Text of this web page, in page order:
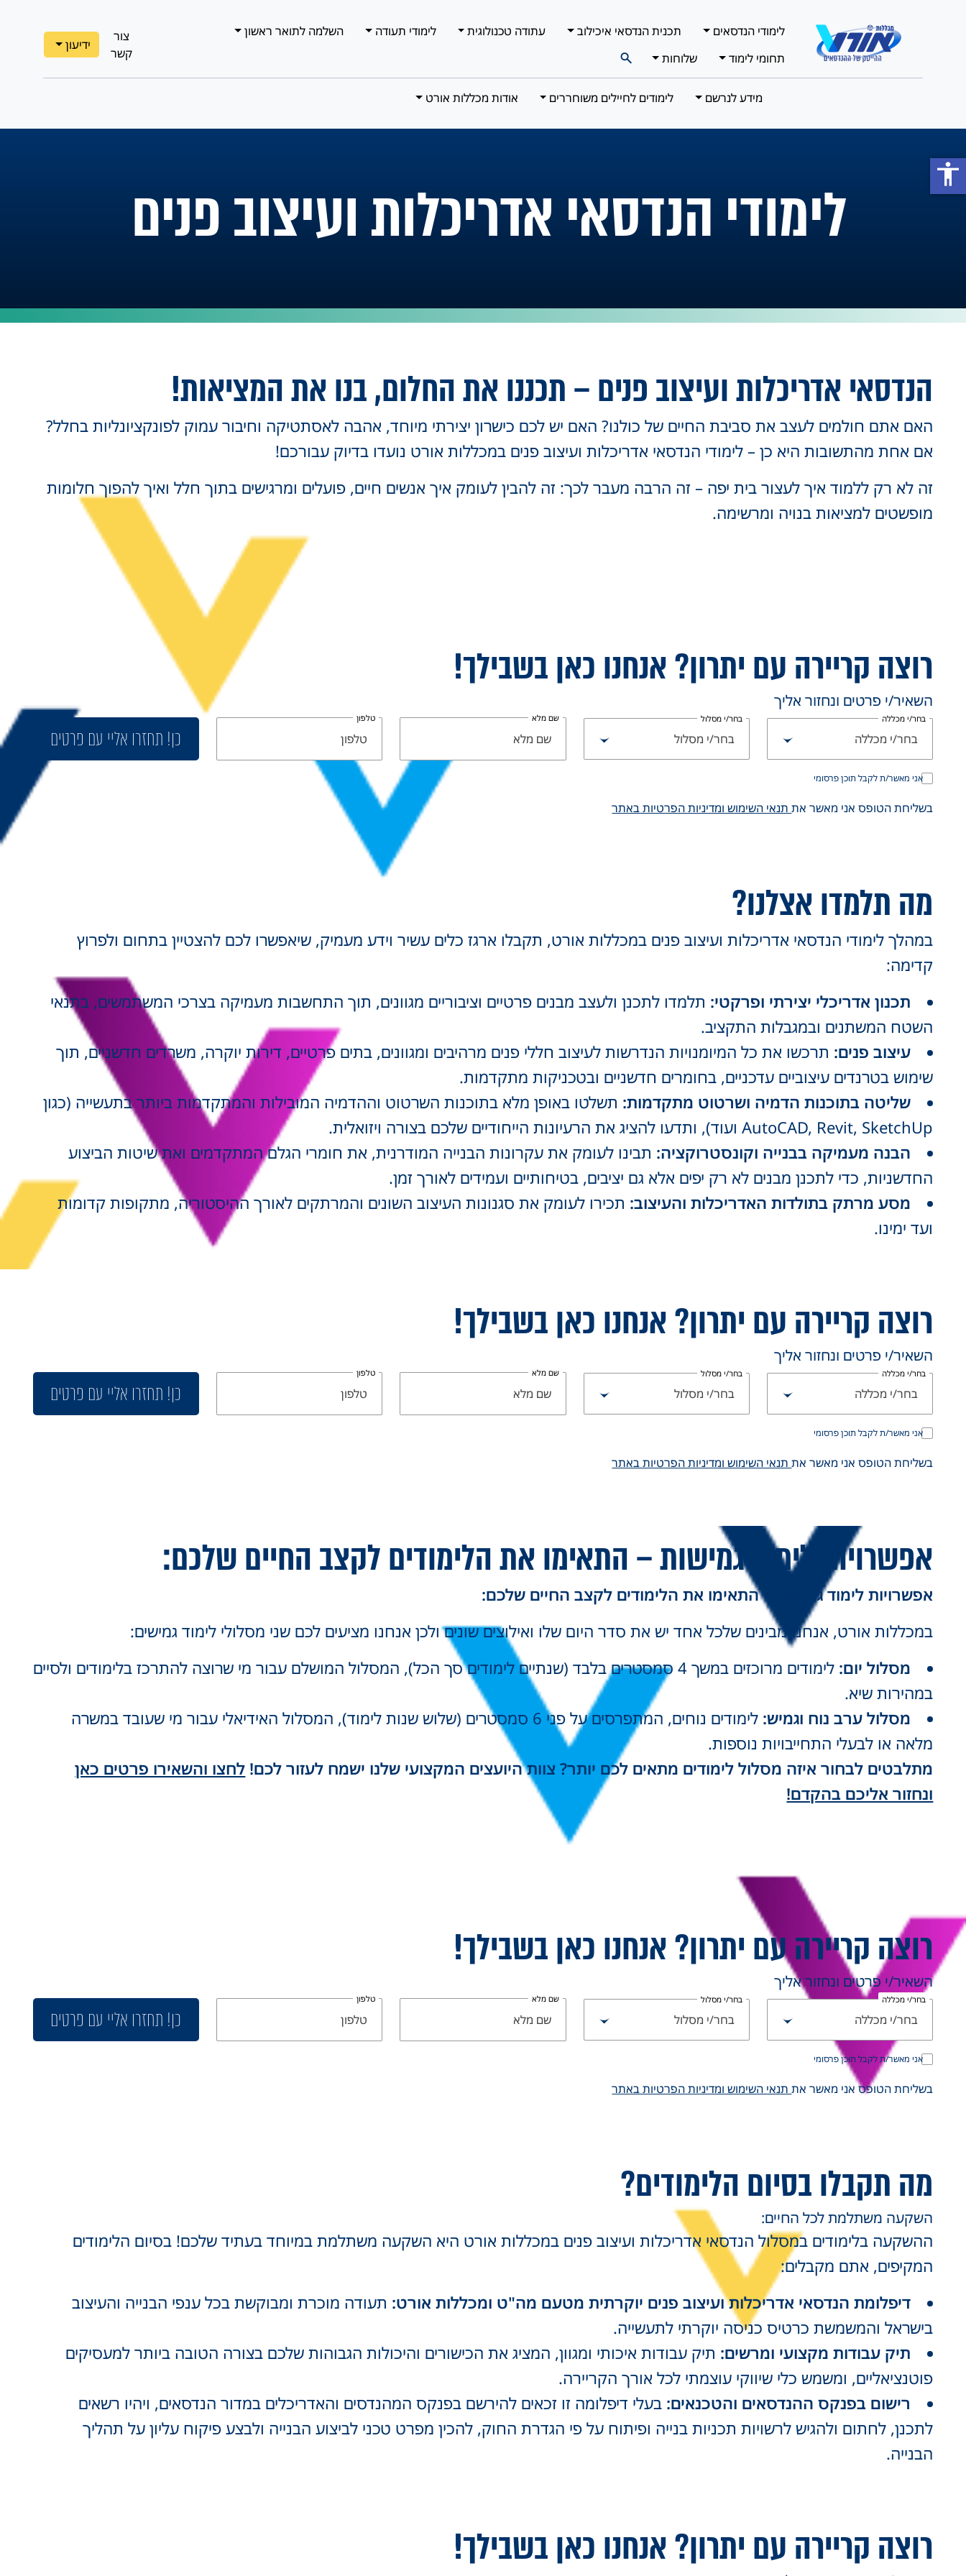
לימודי הנדסאים תכנית הנדסאי איכילוב עתודה טכנולוגית לימודי תעודה
השלמה לתואר ראשון
תחומי לימוד
שלוחות
צור
קשר
ידיעון
מידע לנרשם לימודים לחיילים משוחררים אודות מכללות אורט
לימודי הנדסאי אדריכלות ועיצוב פנים
הנדסאי אדריכלות ועיצוב פנים – תכננו את החלום, בנו את המציאות!
האם אתם חולמים לעצב את סביבת החיים של כולנו? האם יש לכם כישרון יצירתי מיוחד, אהבה לאסתטיקה וחיבור עמוק לפונקציונליות בחלל?
אם אחת מהתשובות היא כן – לימודי הנדסאי אדריכלות ועיצוב פנים במכללות אורט נועדו בדיוק עבורכם!
זה לא רק ללמוד איך לעצור בית יפה – זה הרבה מעבר לכך: זה להבין לעומק איך אנשים חיים, פועלים ומרגישים בתוך חלל ואיך להפוך חלומות
מופשטים למציאות בנויה ומרשימה.
רוצה קריירה עם יתרון? אנחנו כאן בשבילך!
השאיר/י פרטים ונחזור אליך
בחר/י מכללה
בחר/י מכללה
בחר/י מסלול
בחר/י מסלול
שם מלא טלפון
כן! תחזרו אליי עם פרטים
אני מאשר/ת לקבל תוכן פרסומי
בשליחת הטופס אני מאשר אתתנאי השימוש ומדיניות הפרטיות באתר
מה תלמדו אצלנו?
במהלך לימודי הנדסאי אדריכלות ועיצוב פנים במכללות אורט, תקבלו ארגז כלים עשיר וידע מעמיק, שיאפשרו לכם להצטיין בתחום ולפרוץ
קדימה:
תכנון אדריכלי יצירתי ופרקטי: תלמדו לתכנן ולעצב מבנים פרטיים וציבוריים מגוונים, תוך התחשבות מעמיקה בצרכי המשתמשים, בתנאי
השטח המשתנים ובמגבלות התקציב.
עיצוב פנים: תרכשו את כל המיומנויות הנדרשות לעיצוב חללי פנים מרהיבים ומגוונים, בתים פרטיים, דירות יוקרה, משרדים חדשניים, תוך
שימוש בטרנדים עיצוביים עדכניים, בחומרים חדשניים ובטכניקות מתקדמות.
שליטה בתוכנות הדמיה ושרטוט מתקדמות: תשלטו באופן מלא בתוכנות השרטוט וההדמיה המובילות והמתקדמות ביותר בתעשייה (כגון
AutoCAD, Revit, SketchUp ועוד), ותדעו להציג את הרעיונות הייחודיים שלכם בצורה ויזואלית.
הבנה מעמיקה בבנייה וקונסטרוקציה: תבינו לעומק את עקרונות הבנייה המודרנית, את חומרי הגלם המתקדמים ואת שיטות הביצוע
החדשניות, כדי לתכנן מבנים לא רק יפים אלא גם יציבים, בטיחותיים ועמידים לאורך זמן.
מסע מרתק בתולדות האדריכלות והעיצוב: תכירו לעומק את סגנונות העיצוב השונים והמרתקים לאורך ההיסטוריה, מתקופות קדומות
ועד ימינו.
רוצה קריירה עם יתרון? אנחנו כאן בשבילך!
השאיר/י פרטים ונחזור אליך
בחר/י מכללה
בחר/י מכללה
בחר/י מסלול
בחר/י מסלול
שם מלא טלפון
כן! תחזרו אליי עם פרטים
אני מאשר/ת לקבל תוכן פרסומי
בשליחת הטופס אני מאשר אתתנאי השימוש ומדיניות הפרטיות באתר
אפשרויות לימוד גמישות – התאימו את הלימודים לקצב החיים שלכם:
אפשרויות לימוד גמישות – התאימו את הלימודים לקצב החיים שלכם:
במכללות אורט, אנחנו מבינים שלכל אחד יש את סדר היום שלו ואילוצים שונים ולכן אנחנו מציעים לכם שני מסלולי לימוד גמישים:
מסלול יום:
לימודים מרוכזים במשך 4 סמסטרים בלבד (שנתיים לימודים סך הכל), המסלול המושלם עבור מי שרוצה להתרכז בלימודים ולסיים
במהירות שיא.
מסלול ערב נוח וגמיש:
לימודים נוחים, המתפרסים על פני 6 סמסטרים (שלוש שנות לימוד), המסלול האידיאלי עבור מי שעובד במשרה
מלאה או לבעלי התחייבויות נוספות.
מתלבטים לבחור איזה מסלול לימודים מתאים לכם יותר? צוות היועצים המקצועי שלנו ישמח לעזור לכם! לחצו והשאירו פרטים כאן
ונחזור אליכם בהקדם!
רוצה קריירה עם יתרון? אנחנו כאן בשבילך!
השאיר/י פרטים ונחזור אליך
בחר/י מכללה
בחר/י מכללה
בחר/י מסלול
בחר/י מסלול
שם מלא טלפון
כן! תחזרו אליי עם פרטים
אני מאשר/ת לקבל תוכן פרסומי
בשליחת הטופס אני מאשר אתתנאי השימוש ומדיניות הפרטיות באתר
מה תקבלו בסיום הלימודים?
השקעה משתלמת לכל החיים:
ההשקעה בלימודים במסלול הנדסאי אדריכלות ועיצוב פנים במכללות אורט היא השקעה משתלמת במיוחד בעתיד שלכם! בסיום הלימודים
המקיפים, אתם מקבלים:
דיפלומת הנדסאי אדריכלות ועיצוב פנים יוקרתית מטעם מה"ט ומכללות אורט: תעודה מוכרת ומבוקשת בכל ענפי הבנייה והעיצוב
בישראל והמשמשת כרטיס כניסה יוקרתי לתעשייה.
תיק עבודות מקצועי ומרשים: תיק עבודות איכותי ומגוון, המציג את הכישורים והיכולות הגבוהות שלכם בצורה הטובה ביותר למעסיקים
פוטנציאליים, ומשמש כלי שיווקי עוצמתי לכל אורך הקריירה.
רישום בפנקס ההנדסאים והטכנאים: בעלי דיפלומה זו זכאים להירשם בפנקס המהנדסים והאדריכלים במדור הנדסאים, ויהיו רשאים
לתכנן, לחתום ולהגיש לרשויות תכניות בנייה ופיתוח על פי הגדרת החוק, להכין מפרט טכני לביצוע הבנייה ולבצע פיקוח עליון על תהליך
הבנייה.
רוצה קריירה עם יתרון? אנחנו כאן בשבילך!
accessibility